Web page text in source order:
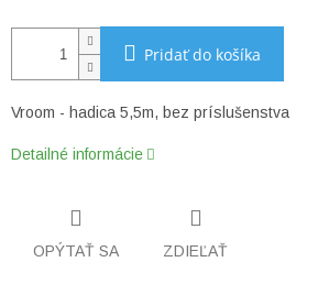
Pridať do košíka
Vroom - hadica 5,5m, bez príslušenstva
Detailné informácie
OPÝTAŤ SA ZDIEĽAŤ